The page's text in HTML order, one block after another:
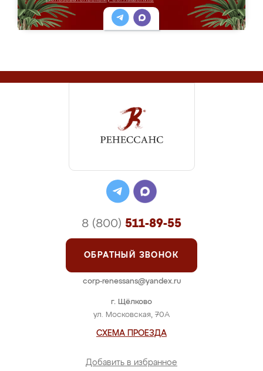
г. Щёлково
ул. Московская, 70А
СХЕМА ПРОЕЗДА
Добавить в избранное
8 (800) 511-89-55
ОБРАТНЫЙ ЗВОНОК
corp-renessans@yandex.ru